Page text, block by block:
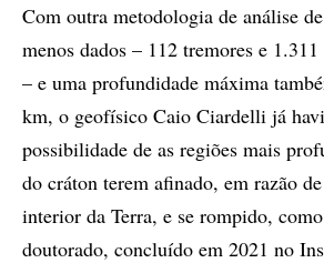
Com outra metodologia de análise
menos dados – 112 tremores e 1.311
– e uma profundidade máxima
km, o geofísico Caio Ciardelli já
possibilidade de as regiões mais
do cráton terem afinado, em razão
interior da Terra, e se rompido,
doutorado, concluído em 2021 no